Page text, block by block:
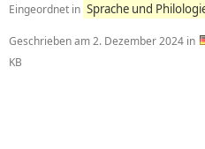
Eingeordnet in Sprache und
Geschrieben am2. Dezember 2024 in
KB